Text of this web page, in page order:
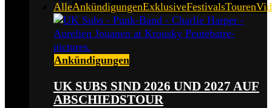
AlleAnkündigungenExklusiveFestivalsTouren
Ankündigungen
UK SUBS SIND 2026 UND 2027 AUF
ABSCHIEDSTOUR